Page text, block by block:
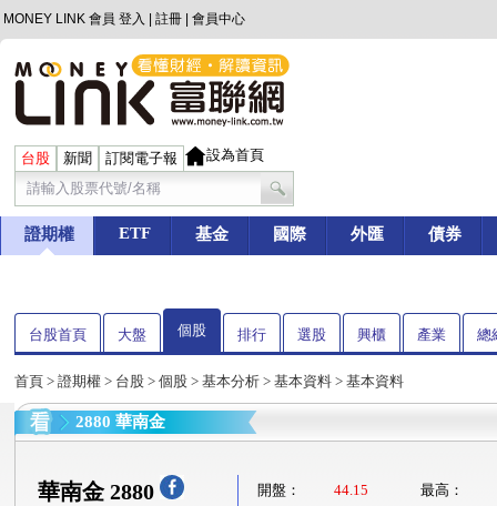
MONEY LINK 會員 登入 註冊 會員中心
台股 新聞 訂閱電子報 設為首頁
證期權 ETF 基金 國際 外匯 債券
台股首頁 大盤 個股 排行 選股 興櫃 產業 總
首頁 > 證期權 > 台股 > 個股 > 基本分析 > 基本資料 > 基本資料
2880 華南金
華南金 2880 開盤： 44.15
最高：